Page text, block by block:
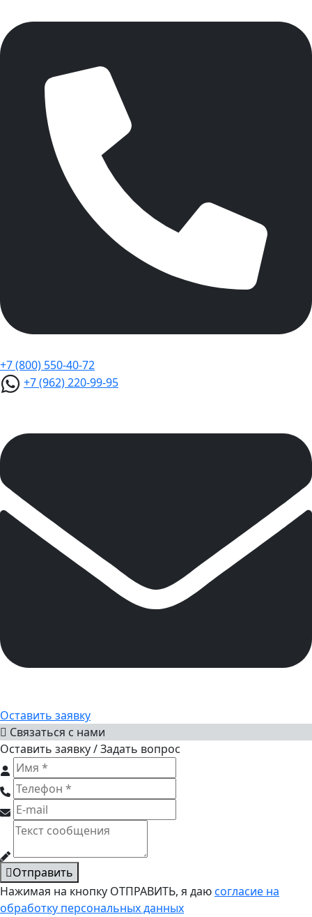
+7 (800) 550-40-72
+7 (962) 220-99-95
Оставить заявку
Связаться с нами
Оставить заявку / Задать вопрос
Отправить
Нажимая на кнопку ОТПРАВИТЬ, я даюсогласие на
обработку персональных данных